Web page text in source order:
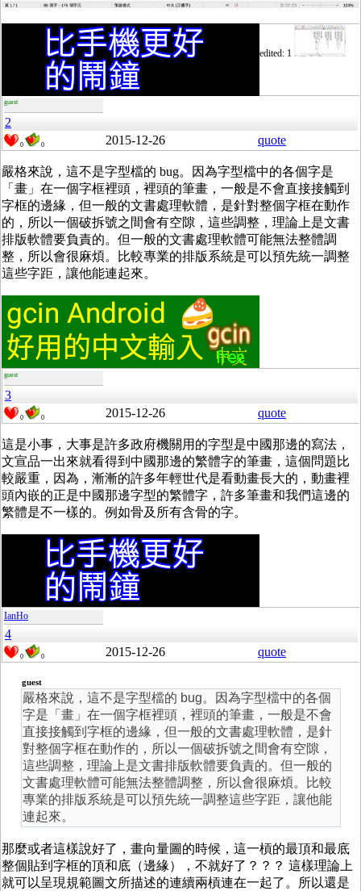
edited: 1
guest
2
0 0 2015-12-26 quote
嚴格來說，這不是字型檔的 bug。因為字型檔中的各個字是
「畫」在一個字框裡頭，裡頭的筆畫，一般是不會直接接觸到
字框的邊緣，但一般的文書處理軟體，是針對整個字框在動作
的，所以一個破拆號之間會有空隙，這些調整，理論上是文書
排版軟體要負責的。但一般的文書處理軟體可能無法整體調
整，所以會很麻煩。比較專業的排版系統是可以預先統一調整
這些字距，讓他能連起來。
guest
3
0 0 2015-12-26 quote
這是小事，大事是許多政府機關用的字型是中國那邊的寫法，
文宣品一出來就看得到中國那邊的繁體字的筆畫，這個問題比
較嚴重，因為，漸漸的許多年輕世代是看動畫長大的，動畫裡
頭內嵌的正是中國那邊字型的繁體字，許多筆畫和我們這邊的
繁體是不一樣的。例如骨及所有含骨的字。
IanHo
4
0 0 2015-12-26 quote
guest
嚴格來說，這不是字型檔的 bug。因為字型檔中的各個
字是「畫」在一個字框裡頭，裡頭的筆畫，一般是不會
直接接觸到字框的邊緣，但一般的文書處理軟體，是針
對整個字框在動作的，所以一個破拆號之間會有空隙，
這些調整，理論上是文書排版軟體要負責的。但一般的
文書處理軟體可能無法整體調整，所以會很麻煩。比較
專業的排版系統是可以預先統一調整這些字距，讓他能
連起來。
那麼或者這樣說好了，畫向量圖的時候，這一槓的最頂和最底
整個貼到字框的頂和底（邊緣），不就好了？？？ 這樣理論上
就可以呈現規範圖文所描述的連續兩槓連在一起了。所以還是